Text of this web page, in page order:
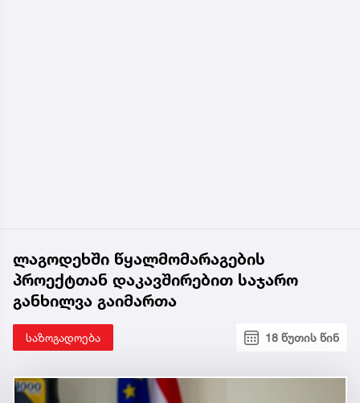
ლაგოდეხში წყალმომარაგების
პროექტთან დაკავშირებით საჯარო
განხილვა გაიმართა
საზოგადოება 18 წუთის წინ